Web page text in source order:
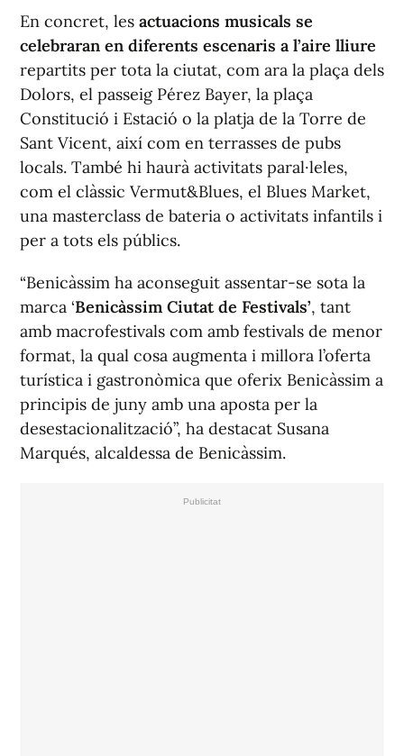
En concret, les actuacions musicals se
celebraran en diferents escenaris a l’aire lliure
repartits per tota la ciutat, com ara la plaça dels
Dolors, el passeig Pérez Bayer, la plaça
Constitució i Estació o la platja de la Torre de
Sant Vicent, així com en terrasses de pubs
locals. També hi haurà activitats paral·leles,
com el clàssic Vermut&Blues, el Blues Market,
una masterclass de bateria o activitats infantils i
per a tots els públics.
“Benicàssim ha aconseguit assentar-se sota la
marca ‘Benicàssim Ciutat de Festivals’, tant
amb macrofestivals com amb festivals de menor
format, la qual cosa augmenta i millora l’oferta
turística i gastronòmica que oferix Benicàssim a
principis de juny amb una aposta per la
desestacionalització”, ha destacat Susana
Marqués, alcaldessa de Benicàssim.